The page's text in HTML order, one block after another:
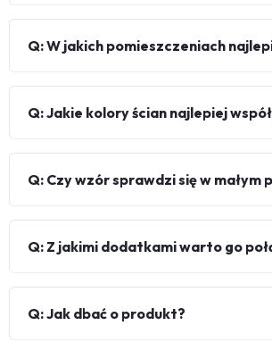
Q: W jakich pomieszczeniach
Q: Jakie kolory ścian najlepiej
Q: Czy wzór sprawdzi się w małym
Q: Z jakimi dodatkami warto go
Q: Jak dbać o produkt?